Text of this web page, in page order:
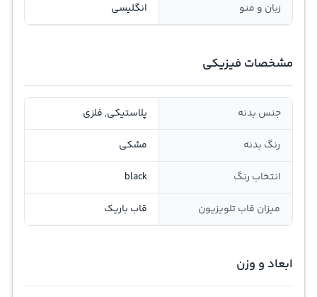
زبان و منو انگلیسی
مشخصات فیزیکی
جنس بدنه پلاستیکی, فلزی
رنگ بدنه مشکی
انتخاب رنگ black
میزان قاب تلویزیون قاب باریک
ابعاد و وزن